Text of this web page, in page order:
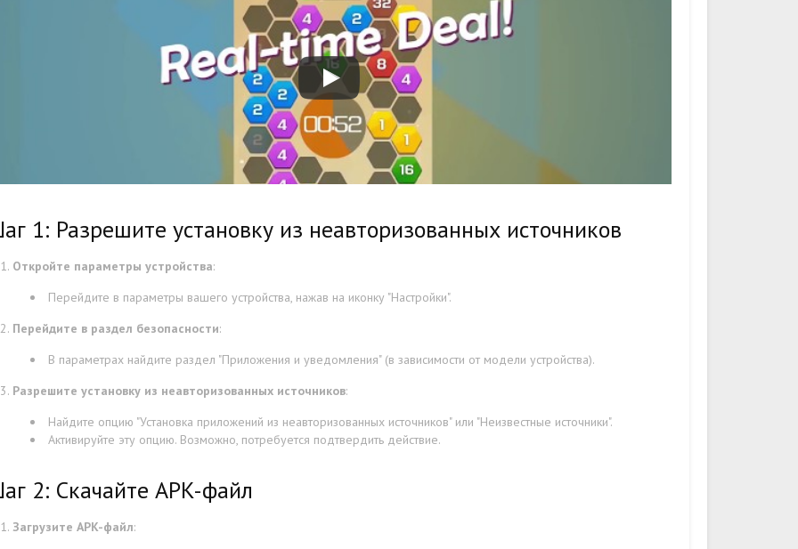
1: Разрешите установку из неавторизованных источников
Откройте параметры устройства:
Перейдите в параметры вашего устройства, нажав на иконку "Настройки".
Перейдите в раздел безопасности:
В параметрах найдите раздел "Приложения и уведомления" (в зависимости от модели устройства).
Разрешите установку из неавторизованных источников:
Найдите опцию "Установка приложений из неавторизованных источников" или "Неизвестные источники".
Активируйте эту опцию. Возможно, потребуется подтвердить действие.
2: Скачайте APK-файл
Загрузите APK-файл: